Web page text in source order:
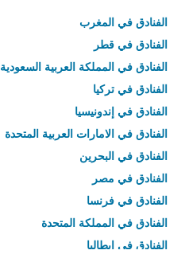
الفنادق في المغرب
الفنادق في قطر
الفنادق في المملكة العربية السعودية
الفنادق في تركيا
الفنادق في إندونيسيا
الفنادق في الامارات العربية المتحدة
الفنادق في البحرين
الفنادق في مصر
الفنادق في فرنسا
الفنادق في المملكة المتحدة
الفنادق في إيطاليا